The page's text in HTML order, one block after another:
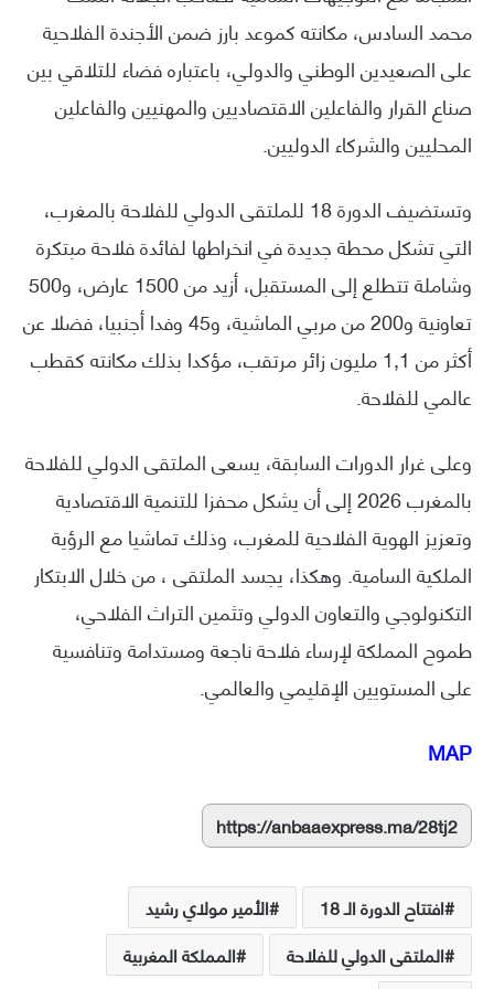
محمد السادس، مكانته كموعد بارز ضمن الأجندة الفلاحية
على الصعيدين الوطني والدولي، باعتباره فضاء للتلاقي بين
صناع القرار والفاعلين الاقتصاديين والمهنيين والفاعلين
المحليين والشركاء الدوليين.
وتستضيف الدورة 18 للملتقى الدولي للفلاحة بالمغرب،
التي تشكل محطة جديدة في انخراطها لفائدة فلاحة مبتكرة
وشاملة تتطلع إلى المستقبل، أزيد من 1500 عارض، و500
تعاونية و200 من مربي الماشية، و45 وفدا أجنبيا، فضلا عن
أكثر من 1,1 مليون زائر مرتقب، مؤكدا بذلك مكانته كقطب
عالمي للفلاحة.
وعلى غرار الدورات السابقة، يسعى الملتقى الدولي للفلاحة
بالمغرب 2026 إلى أن يشكل محفزا للتنمية الاقتصادية
وتعزيز الهوية الفلاحية للمغرب، وذلك تماشيا مع الرؤية
الملكية السامية. وهكذا، يجسد الملتقى ، من خلال الابتكار
التكنولوجي والتعاون الدولي وتثمين التراث الفلاحي،
طموح المملكة لإرساء فلاحة ناجعة ومستدامة وتنافسية
على المستويين الإقليمي والعالمي.
MAP
https://anbaaexpress.ma/28tj2
افتتاح الدورة الـ 18
الأمير مولاي رشيد
الملتقى الدولي للفلاحة
المملكة المغربية